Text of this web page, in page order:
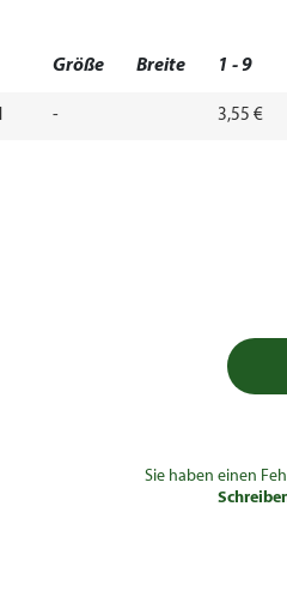
Größe Breite 1 - 9
- 3,55 €
Sie haben einen